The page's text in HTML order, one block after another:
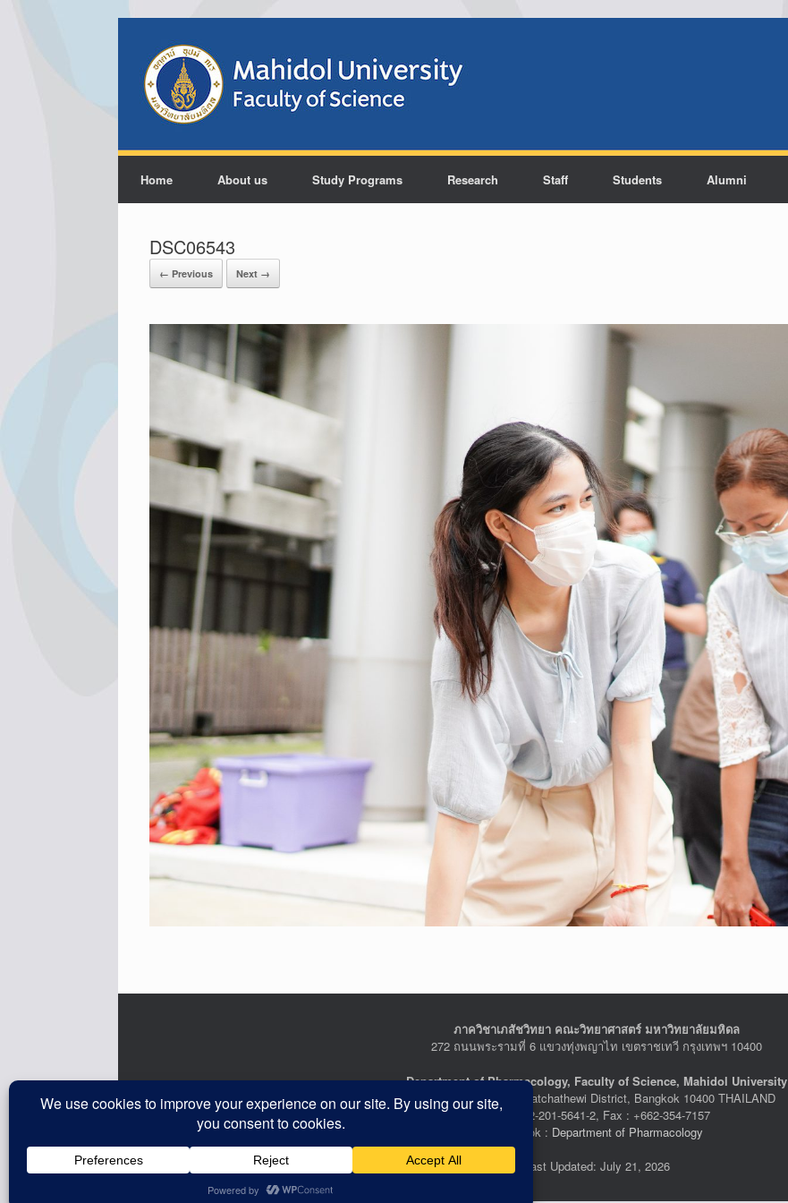
Home About us Study Programs Research Staff Students Alumni
DSC06543
← Previous Next →
ภาควิชาเภสัชวิทยา คณะวิทยาศาสตร์ มหาวิทยาลัยมหิดล
272 ถนนพระรามที่ 6 แขวงทุ่งพญาไท เขตราชเทวี กรุงเทพฯ 10400
Department of Pharmacology, Faculty of Science, Mahidol University
272 Rama VI Road, Ratchathewi District, Bangkok 10400 THAILAND
Tel : +662-201-5641-2, Fax : +662-354-7157
Facebook : Department of Pharmacology
Last Updated: July 21, 2026